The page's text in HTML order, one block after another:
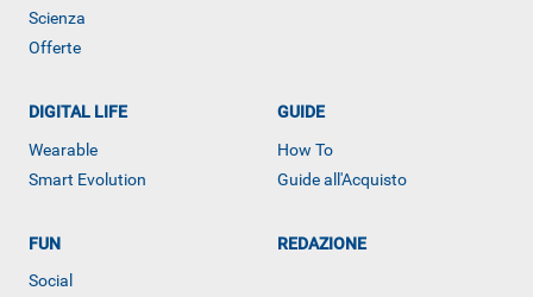
Scienza
Offerte
DIGITAL LIFE
Wearable
Smart Evolution
GUIDE
How To
Guide all'Acquisto
FUN
Social
REDAZIONE